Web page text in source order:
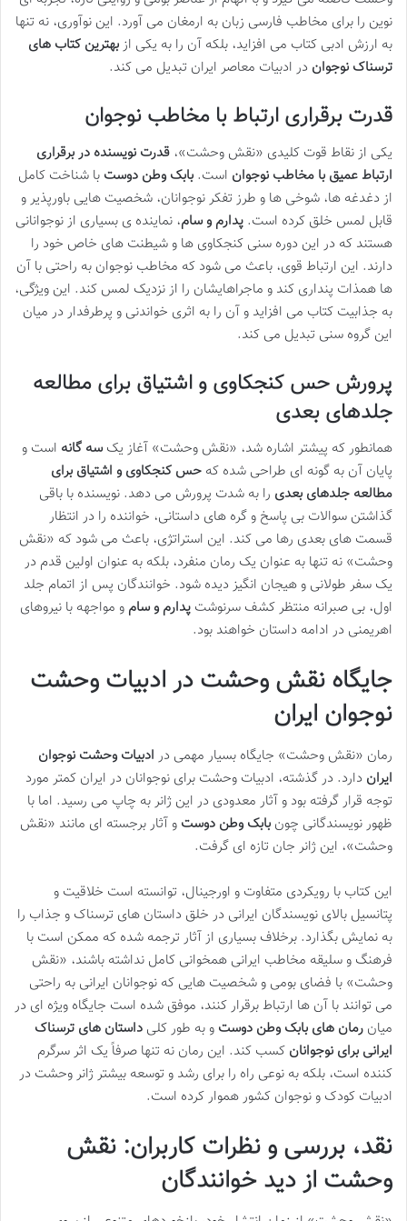
نوین را برای مخاطب فارسی زبان به ارمغان می آورد. این نوآوری، نه تنها
به ارزش ادبی کتاب می افزاید، بلکه آن را به یکی ازبهترین کتاب های
ترسناک نوجوان در ادبیات معاصر ایران تبدیل می کند.
قدرت برقراری ارتباط با مخاطب نوجوان
یکی از نقاط قوت کلیدی «نقش وحشت»، قدرت نویسنده در برقراری
ارتباط عمیق با مخاطب نوجوان است. بابک وطن دوست با شناخت کامل
از دغدغه ها، شوخی ها و طرز تفکر نوجوانان، شخصیت هایی باورپذیر و
قابل لمس خلق کرده است. پدارم و سام، نماینده ی بسیاری از نوجوانانی
هستند که در این دوره سنی کنجکاوی ها و شیطنت های خاص خود را
دارند. این ارتباط قوی، باعث می شود که مخاطب نوجوان به راحتی با آن
ها همذات پنداری کند و ماجراهایشان را از نزدیک لمس کند. این ویژگی،
به جذابیت کتاب می افزاید و آن را به اثری خواندنی و پرطرفدار در میان
این گروه سنی تبدیل می کند.
پرورش حس کنجکاوی و اشتیاق برای مطالعه
جلدهای بعدی
همانطور که پیشتر اشاره شد، «نقش وحشت» آغاز یکسه گانه است و
پایان آن به گونه ای طراحی شده که حس کنجکاوی و اشتیاق برای
مطالعه جلدهای بعدی را به شدت پرورش می دهد. نویسنده با باقی
گذاشتن سوالات بی پاسخ و گره های داستانی، خواننده را در انتظار
قسمت های بعدی رها می کند. این استراتژی، باعث می شود که «نقش
وحشت» نه تنها به عنوان یک رمان منفرد، بلکه به عنوان اولین قدم در
یک سفر طولانی و هیجان انگیز دیده شود. خوانندگان پس از اتمام جلد
اول، بی صبرانه منتظر کشف سرنوشت پدارم و سام و مواجهه با نیروهای
اهریمنی در ادامه داستان خواهند بود.
جایگاه نقش وحشت در ادبیات وحشت
نوجوان ایران
رمان «نقش وحشت» جایگاه بسیار مهمی در ادبیات وحشت نوجوان
ایران دارد. در گذشته، ادبیات وحشت برای نوجوانان در ایران کمتر مورد
توجه قرار گرفته بود و آثار معدودی در این ژانر به چاپ می رسید. اما با
ظهور نویسندگانی چون بابک وطن دوست و آثار برجسته ای مانند «نقش
وحشت»، این ژانر جان تازه ای گرفت.
این کتاب با رویکردی متفاوت و اورجینال، توانسته است خلاقیت و
پتانسیل بالای نویسندگان ایرانی در خلق داستان های ترسناک و جذاب را
به نمایش بگذارد. برخلاف بسیاری از آثار ترجمه شده که ممکن است با
فرهنگ و سلیقه مخاطب ایرانی همخوانی کامل نداشته باشند، «نقش
وحشت» با فضای بومی و شخصیت هایی که نوجوانان ایرانی به راحتی
می توانند با آن ها ارتباط برقرار کنند، موفق شده است جایگاه ویژه ای در
میان رمان های بابک وطن دوست و به طور کلی داستان های ترسناک
ایرانی برای نوجوانان کسب کند. این رمان نه تنها صرفاً یک اثر سرگرم
کننده است، بلکه به نوعی راه را برای رشد و توسعه بیشتر ژانر وحشت در
ادبیات کودک و نوجوان کشور هموار کرده است.
نقد، بررسی و نظرات کاربران: نقش
وحشت از دید خوانندگان